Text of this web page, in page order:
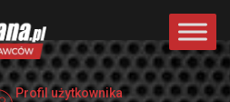
Profil użytkownika